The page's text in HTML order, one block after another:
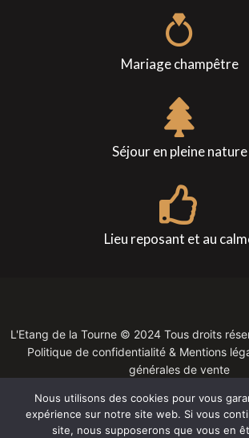
Mariage champêtre
Séjour en pleine nature
Lieu reposant et au
L'Etang de la Tourne © 2024 Tous droits
Politique de confidentialité & Mentions
générales de vente
Nous utilisons des cookies pour vous
expérience sur notre site web. Si vous
site, nous supposerons que vous en